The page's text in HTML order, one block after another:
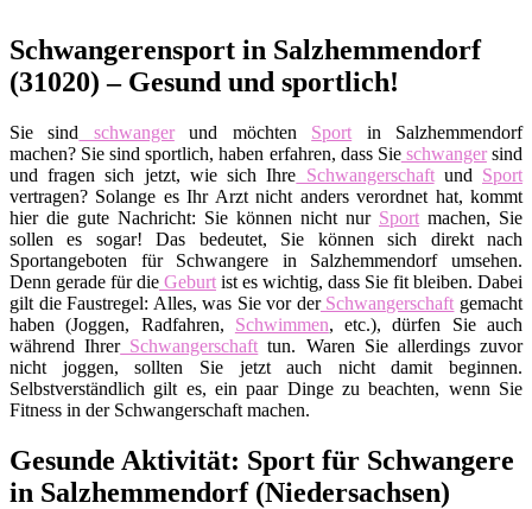
Schwangerensport in Salzhemmendorf
(31020) – Gesund und sportlich!
Sie sind schwangerund möchten Sport in Salzhemmendorf
machen? Sie sind sportlich, haben erfahren, dass Sieschwangersind
und fragen sich jetzt, wie sich Ihre Schwangerschaftund Sport
vertragen? Solange es Ihr Arzt nicht anders verordnet hat, kommt
hier die gute Nachricht: Sie können nicht nur Sport machen, Sie
sollen es sogar! Das bedeutet, Sie können sich direkt nach
Sportangeboten für Schwangere in Salzhemmendorf umsehen.
Denn gerade für die Geburt ist es wichtig, dass Sie fit bleiben. Dabei
gilt die Faustregel: Alles, was Sie vor derSchwangerschaft gemacht
haben (Joggen, Radfahren, Schwimmen, etc.), dürfen Sie auch
während IhrerSchwangerschaft tun. Waren Sie allerdings zuvor
nicht joggen, sollten Sie jetzt auch nicht damit beginnen.
Selbstverständlich gilt es, ein paar Dinge zu beachten, wenn Sie
Fitness in der Schwangerschaft machen.
Gesunde Aktivität: Sport für Schwangere
in Salzhemmendorf (Niedersachsen)